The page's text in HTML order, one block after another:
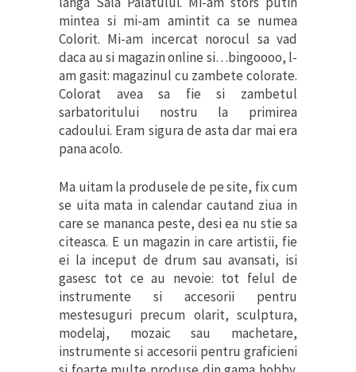
mintea si mi-am amintit ca se numea
Colorit. Mi-am incercat norocul sa vad
daca au si magazin online si…bingoooo, l-
am gasit: magazinul cu zambete colorate.
Colorat avea sa fie si zambetul
sarbatoritului nostru la primirea
cadoului. Eram sigura de asta dar mai era
pana acolo.
Ma uitam la produsele de pe site, fix cum
se uita mata in calendar cautand ziua in
care se mananca peste, desi ea nu stie sa
citeasca. E un magazin in care artistii, fie
ei la inceput de drum sau avansati, isi
gasesc tot ce au nevoie: tot felul de
instrumente si accesorii pentru
mestesuguri precum olarit, sculptura,
modelaj, mozaic sau machetare,
instrumente si accesorii pentru graficieni